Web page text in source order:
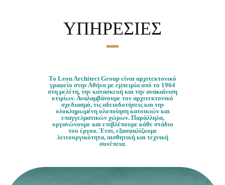
ΥΠΗΡΕΣΙΕΣ
Το Leon Architect Group είναι αρχιτεκτονικό
γραφείο στην Αθήνα με εμπειρία από το 1964
στη μελέτη, την κατασκευή και την ανακαίνιση
κτιρίων. Αναλαμβάνουμε τον αρχιτεκτονικό
σχεδιασμό, τις αδειοδοτήσεις και την
ολοκληρωμένη υλοποίηση κατοικιών και
επαγγελματικών χώρων. Παράλληλα,
οργανώνουμε και επιβλέπουμε κάθε στάδιο
του έργου. Έτσι, εξασφαλίζουμε
λειτουργικότητα, αισθητική και τεχνική
συνέπεια.